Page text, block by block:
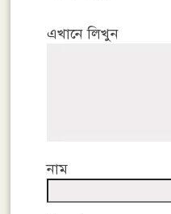
এখানে লিখুন
নাম